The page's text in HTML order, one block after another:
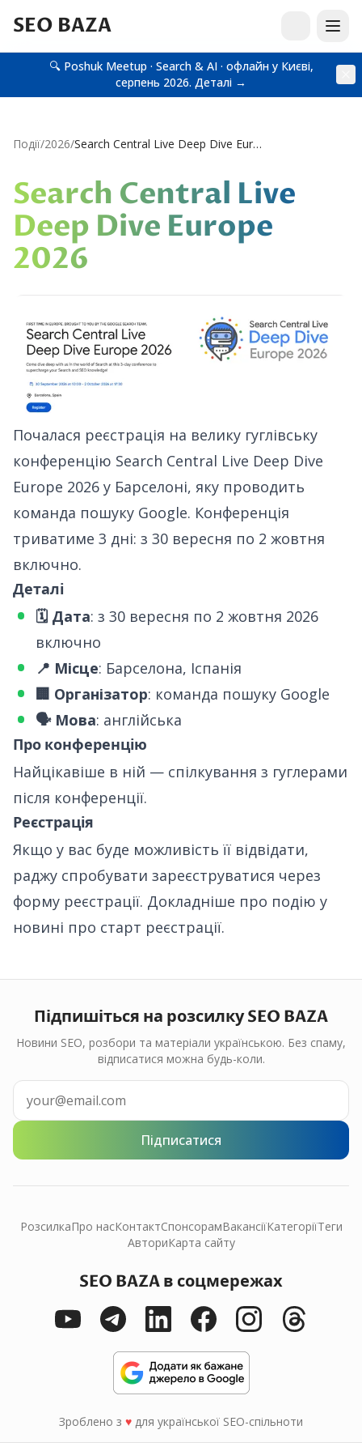
SEO BAZA
🔍 Poshuk Meetup · Search & AI · офлайн у Києві,
серпень 2026. Деталі →
Події/2026/ Search Central Live Deep Dive Europe 2026
Search Central Live
Deep Dive Europe
2026
Почалася реєстрація на велику гуглівську
конференцію Search Central Live Deep Dive
Europe 2026 у Барселоні, яку проводить
команда пошуку Google. Конференція
триватиме 3 дні: з 30 вересня по 2 жовтня
включно.
Деталі
🗓 Дата: з 30 вересня по 2 жовтня 2026
включно
📍 Місце: Барселона, Іспанія
🏢 Організатор: команда пошуку Google
🗣 Мова: англійська
Про конференцію
Найцікавіше в ній — спілкування з гуглерами
після конференції.
Реєстрація
Якщо у вас буде можливість її відвідати,
раджу спробувати зареєструватися через
форму реєстрації. Докладніше про подію у
новині про старт реєстрації.
Підпишіться на розсилку SEO BAZA
Новини SEO, розбори та матеріали українською. Без спаму,
відписатися можна будь-коли.
Підписатися
РозсилкаПро насКонтактСпонсорамВакансіїКатегоріїТеги
АвториКарта сайту
SEO BAZA в соцмережах
Зроблено з ♥ для української SEO-спільноти